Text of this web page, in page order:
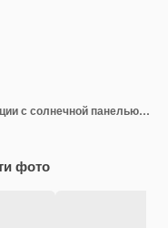
Инженер солнечной электростанции с солнечной панелью Практические занятия по электростанциям на возобновляемых источниках энергии
фото